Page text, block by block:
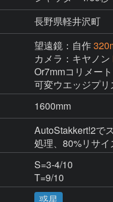
長野県軽井沢町
望遠鏡：自作
カメラ：キヤノン
Or7mmコリメート
可変ウエッジプリ
1600mm
AutoStakkert!2で
処理、80%リサ
S=3-4/10
T=9/10